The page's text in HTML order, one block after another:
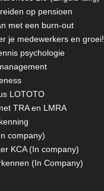
op pensioen
met een burn-out
je medewerkers en groei!
psychologie
LOTOTO
TRA en LMRA
company)
KCA (In company)
(In Company)